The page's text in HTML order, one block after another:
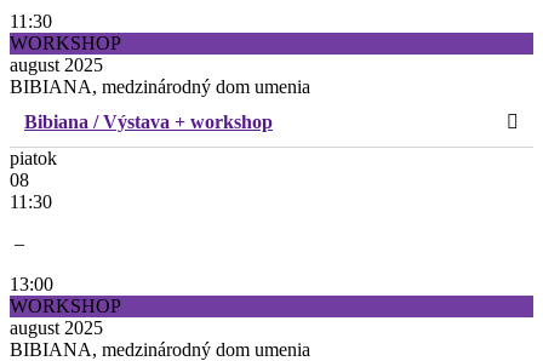
11:30
WORKSHOP
august 2025
BIBIANA, medzinárodný dom umenia
Bibiana / Výstava + workshop
piatok
08
11:30
–
13:00
WORKSHOP
august 2025
BIBIANA, medzinárodný dom umenia